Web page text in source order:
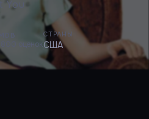
IMDB
оценок
СТРАНЫ
США